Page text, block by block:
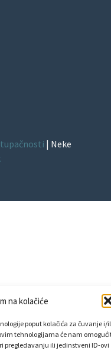
na kolačiće
poput kolačića za čuvanje i/
tehnologijama će nam
pregledavanju ili jedinstveni ID-ovi
| Neke